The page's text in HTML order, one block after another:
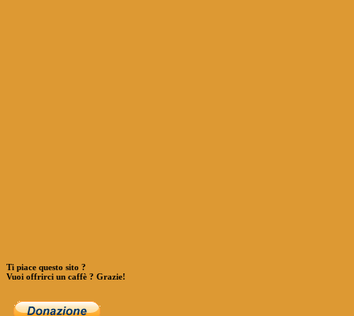
Ti piace questo sito ?
Vuoi offrirci un caffè ? Grazie!